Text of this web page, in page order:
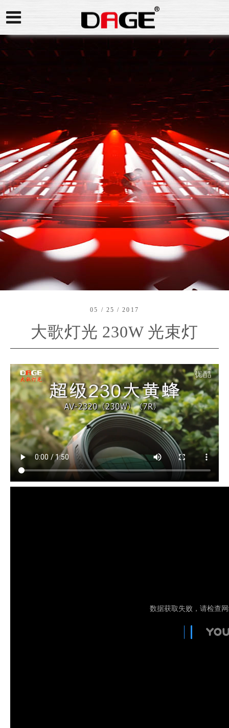
05 / 25 / 2017
大歌灯光 230W 光束灯